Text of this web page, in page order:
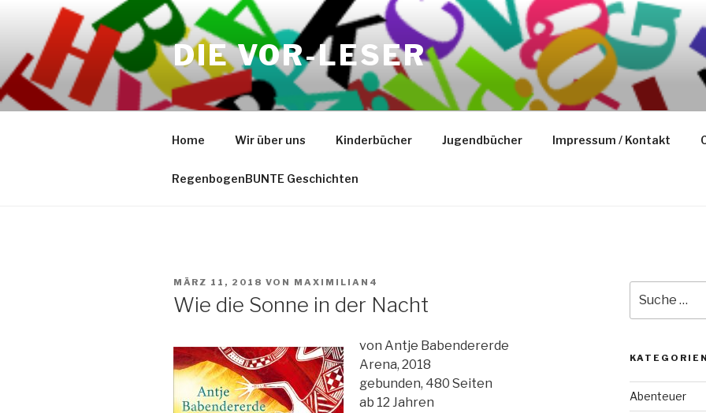
springen
DIE VOR-LESER
Home Wir über uns Kinderbücher Jugendbücher Impressum / Kontakt
RegenbogenBUNTE Geschichten
VERÖFFENTLICHT
MÄRZ 11, 2018 VON MAXIMILIAN4
Wie die Sonne in der Nacht
von Antje Babendererde
Arena, 2018
gebunden, 480 Seiten
ab 12 Jahren
nach:
KATEGORIEN
Abenteuer